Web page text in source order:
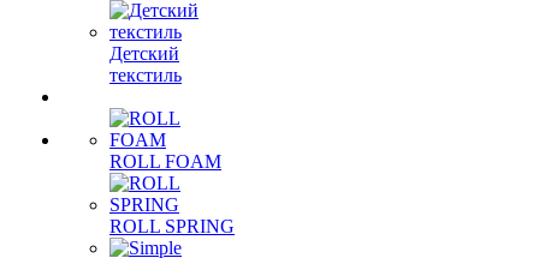
Детский
текстиль
ROLL FOAM
ROLL SPRING